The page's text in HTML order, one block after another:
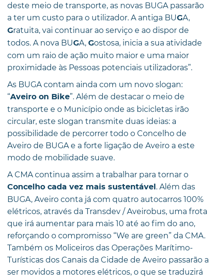
deste meio de transporte, as novas BUGA passarão
a ter um custo para o utilizador. A antiga BUGA,
Gratuita, vai continuar ao serviço e ao dispor de
todos. A nova BUGA, Gostosa, inicia a sua atividade
com um raio de ação muito maior e uma maior
proximidade às Pessoas potenciais utilizadoras”.
As BUGA contam ainda com um novo slogan:
“Aveiro on Bike”. Além de destacar o meio de
transporte e o Município onde as bicicletas irão
circular, este slogan transmite duas ideias: a
possibilidade de percorrer todo o Concelho de
Aveiro de BUGA e a forte ligação de Aveiro a este
modo de mobilidade suave.
A CMA continua assim a trabalhar para tornar o
Concelho cada vez mais sustentável. Além das
BUGA, Aveiro conta já com quatro autocarros 100%
elétricos, através da Transdev / Aveirobus, uma frota
que irá aumentar para mais 10 até ao fim do ano,
reforçando o compromisso “We are green” da CMA.
Também os Moliceiros das Operações Marítimo-
Turísticas dos Canais da Cidade de Aveiro passarão a
ser movidos a motores elétricos, o que se traduzirá